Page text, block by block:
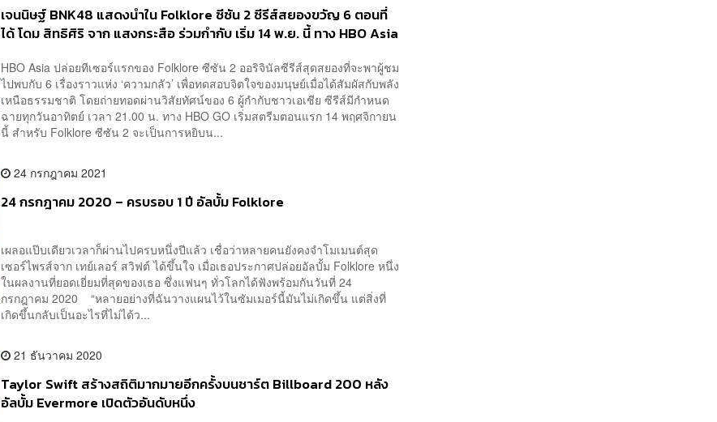
เจนนิษฐ์ BNK48 แสดงนำใน Folklore ซีซัน 2 ซีรีส์สยองขวัญ 6 ตอนที่
ได้ โดม สิทธิศิริ จาก แสงกระสือ ร่วมกำกับ เริ่ม 14 พ.ย. นี้ ทาง HBO Asia
HBO Asia ปล่อยทีเซอร์แรกของ Folklore ซีซัน 2 ออริจินัลซีรีส์สุดสยองที่จะพาผู้ชม
ไปพบกับ 6 เรื่องราวแห่ง ‘ความกลัว’ เพื่อทดสอบจิตใจของมนุษย์เมื่อได้สัมผัสกับพลัง
เหนือธรรมชาติ โดยถ่ายทอดผ่านวิสัยทัศน์ของ 6 ผู้กำกับชาวเอเชีย ซีรีส์มีกำหนด
ฉายทุกวันอาทิตย์ เวลา 21.00 น. ทาง HBO GO เริ่มสตรีมตอนแรก 14 พฤศจิกายน
นี้ สำหรับ Folklore ซีซัน 2 จะเป็นการหยิบน...
24 กรกฎาคม 2021
24 กรกฎาคม 2020 – ครบรอบ 1 ปี อัลบั้ม Folklore
เผลอแป๊บเดียวเวลาก็ผ่านไปครบหนึ่งปีแล้ว เชื่อว่าหลายคนยังคงจำโมเมนต์สุด
เซอร์ไพรส์จาก เทย์เลอร์ สวิฟต์ ได้ขึ้นใจ เมื่อเธอประกาศปล่อยอัลบั้ม Folklore หนึ่ง
ในผลงานที่ยอดเยี่ยมที่สุดของเธอ ซึ่งแฟนๆ ทั่วโลกได้ฟังพร้อมกันวันที่ 24
กรกฎาคม 2020 “หลายอย่างที่ฉันวางแผนไว้ในซัมเมอร์นี้มันไม่เกิดขึ้น แต่สิ่งที่
เกิดขึ้นกลับเป็นอะไรที่ไม่ได้ว...
21 ธันวาคม 2020
Taylor Swift สร้างสถิติมากมายอีกครั้งบนชาร์ต Billboard 200 หลัง
อัลบั้ม Evermore เปิดตัวอันดับหนึ่ง